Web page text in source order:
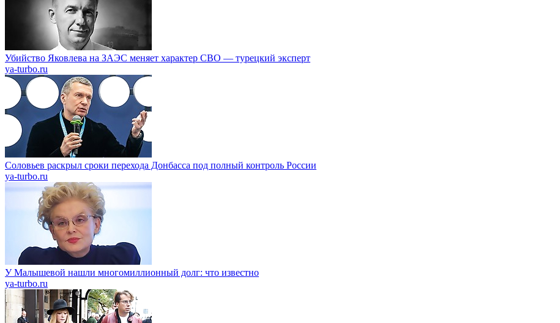
Убийство Яковлева на ЗАЭС меняет характер СВО — турецкий эксперт
ya-turbo.ru
Соловьев раскрыл сроки перехода Донбасса под полный контроль России
ya-turbo.ru
У Малышевой нашли многомиллионный долг: что известно
ya-turbo.ru